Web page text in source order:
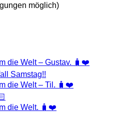
möglich)
die Welt – Gustav. 🧳❤️
Samstag!!
die Welt – Til. 🧳❤️
die Welt. 🧳❤️